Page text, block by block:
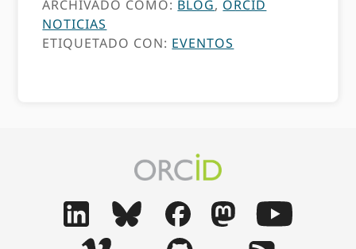
ARCHIVADO COMO: BLOG, ORCID
NOTICIAS
ETIQUETADO CON: EVENTOS